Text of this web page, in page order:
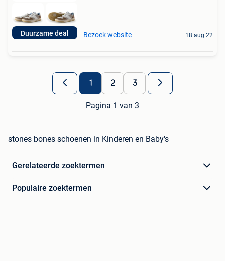
Duurzame deal Bezoek website 18 aug 22
1 2 3
Pagina 1 van 3
stones bones schoenen in Kinderen en Baby's
Gerelateerde zoektermen
Populaire zoektermen